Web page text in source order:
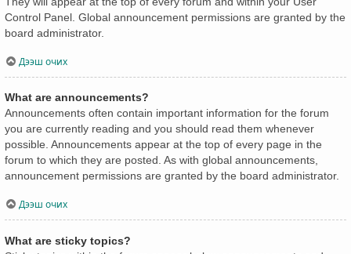
Control Panel. Global announcement permissions are granted by the
board administrator.
Дээш очих
What are announcements?
Announcements often contain important information for the forum
you are currently reading and you should read them whenever
possible. Announcements appear at the top of every page in the
forum to which they are posted. As with global announcements,
announcement permissions are granted by the board administrator.
Дээш очих
What are sticky topics?